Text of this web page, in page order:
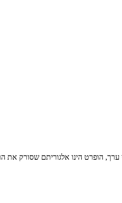
הופרט הינו אלגוריתם שסורק